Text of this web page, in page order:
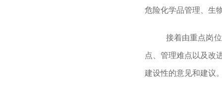
危险化学品管理、生
接着由重点岗
点、管理难点以及改
建设性的意见和建议